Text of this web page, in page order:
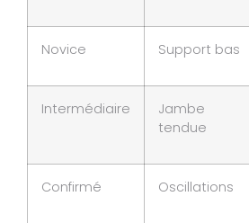
Novice Support bas
Intermédiaire
Jambe
tendue
Confirmé Oscillations